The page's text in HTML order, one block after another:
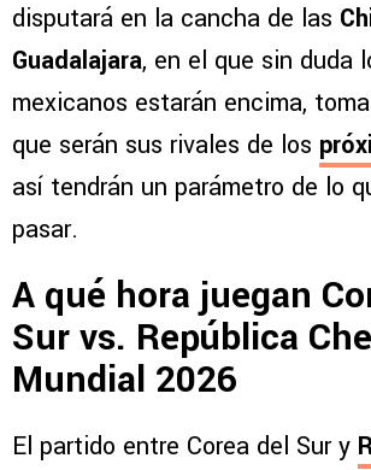
disputará en la cancha de las
Guadalajara, en el que sin duda
mexicanos estarán encima,
que serán sus rivales de los
así tendrán un parámetro de lo
pasar.
A qué hora juegan
Sur vs. República
Mundial 2026
El partido entre Corea del Sur y